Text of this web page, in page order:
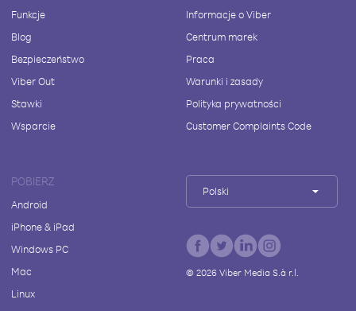
Funkcje
Blog
Bezpieczeństwo
Viber Out
Stawki
Wsparcie
Informacje o Viber
Centrum marek
Praca
Warunki i zasady
Polityka prywatności
Customer Complaints Code
POBIERZ
Android
iPhone & iPad
Windows PC
Mac
Linux
Polski
© 2026Viber Media S.à r.l.